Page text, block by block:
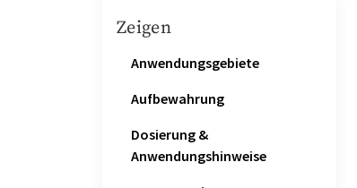
Zeigen
Anwendungsgebiete
Aufbewahrung
Dosierung &
Anwendungshinweise